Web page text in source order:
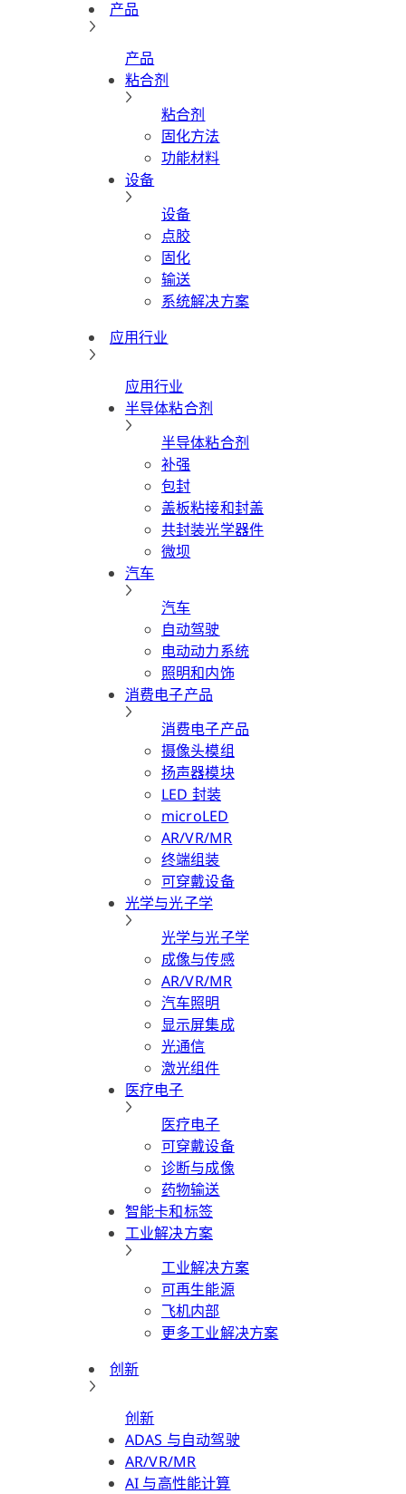
产品
产品
粘合剂
粘合剂
固化方法
功能材料
设备
设备
点胶
固化
输送
系统解决方案
应用行业
应用行业
半导体粘合剂
半导体粘合剂
补强
包封
盖板粘接和封盖
共封装光学器件
微坝
汽车
汽车
自动驾驶
电动动力系统
照明和内饰
消费电子产品
消费电子产品
摄像头模组
扬声器模块
LED 封装
microLED
AR/VR/MR
终端组装
可穿戴设备
光学与光子学
光学与光子学
成像与传感
AR/VR/MR
汽车照明
显示屏集成
光通信
激光组件
医疗电子
医疗电子
可穿戴设备
诊断与成像
药物输送
智能卡和标签
工业解决方案
工业解决方案
可再生能源
飞机内部
更多工业解决方案
创新
创新
ADAS 与自动驾驶
AR/VR/MR
AI 与高性能计算